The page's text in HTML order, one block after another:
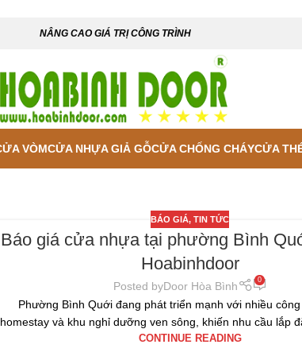
NÂNG CAO GIÁ TRỊ CÔNG TRÌNH
VÒMCỬA NHỰA GIẢ GỖCỬA CHỐNG CHÁYCỬA
BÁO GIÁ,TIN TỨC
Báo giá cửa nhựa tại phường Bình
Hoabinhdoor
Posted byDoor Hòa Bình 0
Phường Bình Quới đang phát triển mạnh với nhiều
homestay và khu nghỉ dưỡng ven sông, khiến nhu cầu lắp
CONTINUE READING